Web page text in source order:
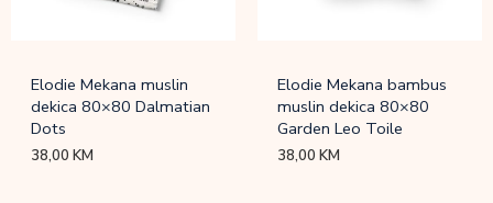
Elodie Mekana muslin
dekica 80×80 Dalmatian
Dots
38,00KM
Elodie Mekana bambus
muslin dekica 80×80
Garden Leo Toile
38,00KM